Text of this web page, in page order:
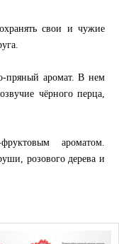
свои и чужие
пряный аромат. В нем
чёрного перца,
ароматом.
розового дерева и